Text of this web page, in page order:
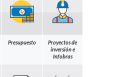
Presupuesto
Proyectos de
inversión e
Infobras